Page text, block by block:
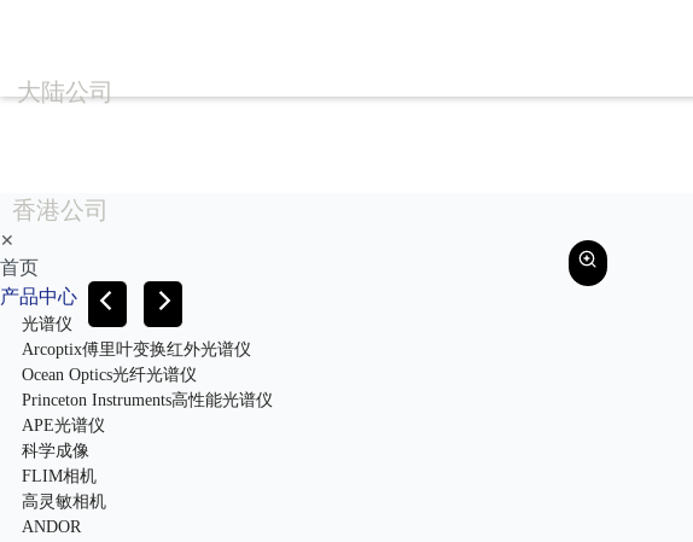
大陆公司
香港公司
✕
首页
产品中心
光谱仪
Arcoptix傅里叶变换红外光谱仪
Ocean Optics光纤光谱仪
Princeton Instruments高性能光谱仪
APE光谱仪
科学成像
FLIM相机
高灵敏相机
ANDOR